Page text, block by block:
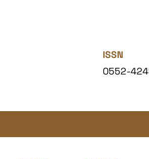
ISSN
0552-